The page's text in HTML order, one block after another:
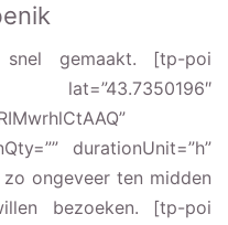
gemaakt. [tp-poi
lat=”43.7350196″
durationUnit=”h”
ongeveer ten midden
bezoeken. [tp-poi